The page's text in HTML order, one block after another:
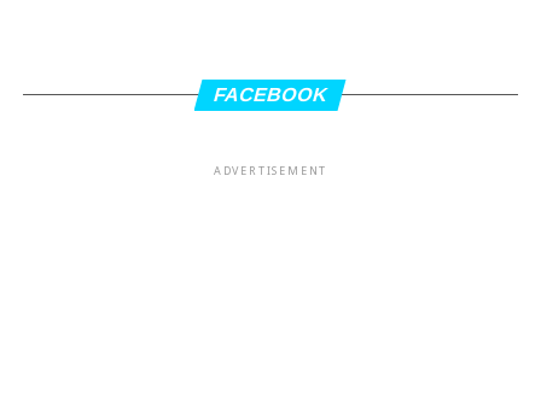
FACEBOOK
ADVERTISEMENT